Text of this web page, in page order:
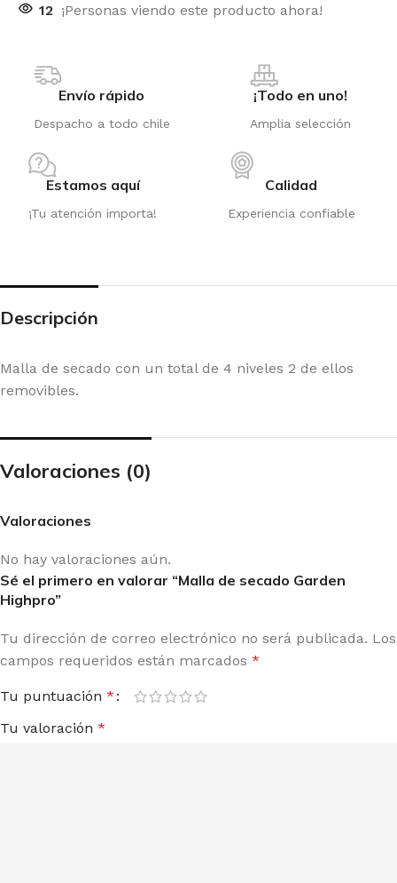
12 ¡Personas viendo este producto ahora!
Envío rápido
Despacho a todo chile
¡Todo en uno!
Amplia selección
Estamos aquí
¡Tu atención importa!
Calidad
Experiencia confiable
Descripción
Malla de secado con un total de 4 niveles 2 de ellos
removibles.
Valoraciones (0)
Valoraciones
No hay valoraciones aún.
Sé el primero en valorar “Malla de secado Garden
Highpro”
Tu dirección de correo electrónico no será publicada. Los
campos requeridos están marcados *
Tu puntuación *
Tu valoración *